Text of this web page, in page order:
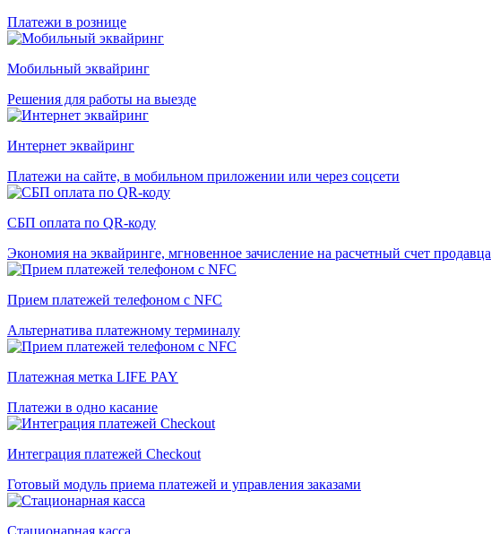
Платежи в рознице
Мобильный эквайринг
Решения для работы на выезде
Интернет эквайринг
Платежи на сайте, в мобильном приложении или через соцсети
СБП оплата по QR-коду
Экономия на эквайринге, мгновенное зачисление на расчетный счет продавца
Прием платежей телефоном c NFC
Альтернатива платежному терминалу
Платежная метка LIFE PAY
Платежи в одно касание
Интеграция платежей Checkout
Готовый модуль приема платежей и управления заказами
Стационарная касса